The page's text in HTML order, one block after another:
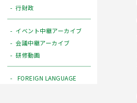
行財政
イベント中継アーカイブ
会議中継アーカイブ
研修動画
FOREIGN LANGUAGE